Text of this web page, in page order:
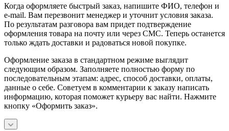
Когда оформляете быстрый заказ, напишите ФИО, телефон и
e-mail. Вам перезвонит менеджер и уточнит условия заказа.
По результатам разговора вам придет подтверждение
оформления товара на почту или через СМС. Теперь останется
только ждать доставки и радоваться новой покупке.
Оформление заказа в стандартном режиме выглядит
следующим образом. Заполняете полностью форму по
последовательным этапам: адрес, способ доставки, оплаты,
данные о себе. Советуем в комментарии к заказу написать
информацию, которая поможет курьеру вас найти. Нажмите
кнопку «Оформить заказ».